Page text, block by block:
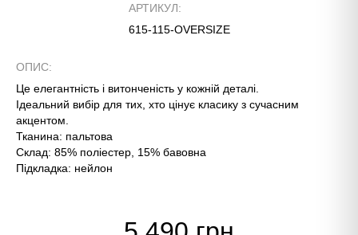
АРТИКУЛ:
615-115-OVERSIZE
ОПИС:
Це елегантність і витонченість у кожній деталі.
Ідеальний вибір для тих, хто цінує класику з сучасним
акцентом.
Тканина: пальтова
Склад: 85% поліестер, 15% бавовна
Підкладка: нейлон